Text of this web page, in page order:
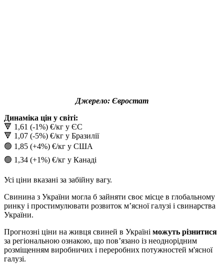
Джерело: Євростат
Динаміка цін у світі:
🔻 1,61 (-1%) €/кг у ЄС
🔻 1,07 (-5%) €/кг у Бразилії
🟢 1,85 (+4%) €/кг у США
🟢 1,34 (+1%) €/кг у Канаді
Усі ціни вказані за забійну вагу.
Свинина з України могла б зайняти своє місце в глобальному
ринку і простимулювати розвиток мʼясної галузі і свинарства
України.
Прогнозні ціни на живця свиней в Україні можуть різнитися
за регіональною ознакою, що пов’язано із неоднорідним
розміщенням виробничих і переробних потужностей м'ясної
галузі.